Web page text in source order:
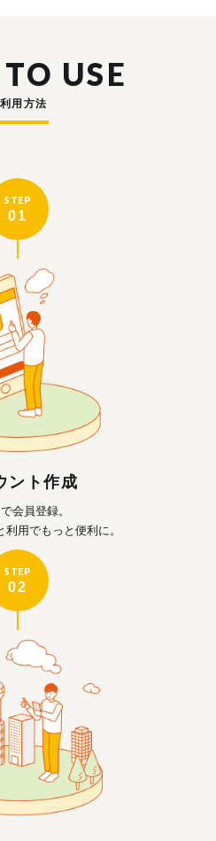
USE
用方法
STEP
01
ント作成
会員登録。
利用でもっと便利に。
STEP
02